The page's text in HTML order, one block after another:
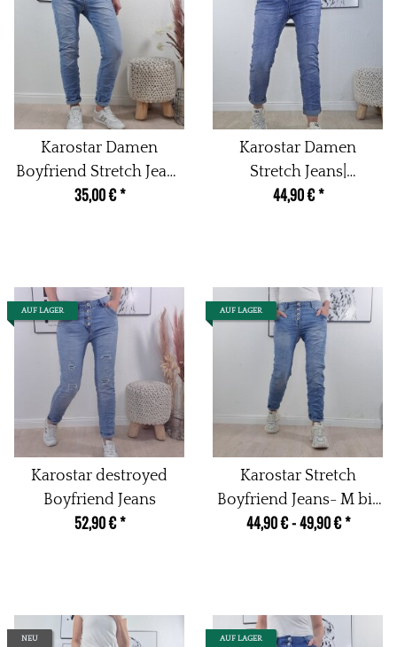
Karostar Damen
Boyfriend Stretch Jeans
mit offener Knopfleiste
35,00 €*
Karostar Damen
Stretch Jeans|
Boyfriend Baggy Denim
44,90 €*
AUF LAGER
Karostar destroyed
Boyfriend Jeans
52,90 €*
AUF LAGER
Karostar Stretch
Boyfriend Jeans- M bis
4XL
44,90 € -49,90 €*
NEU AUF LAGER